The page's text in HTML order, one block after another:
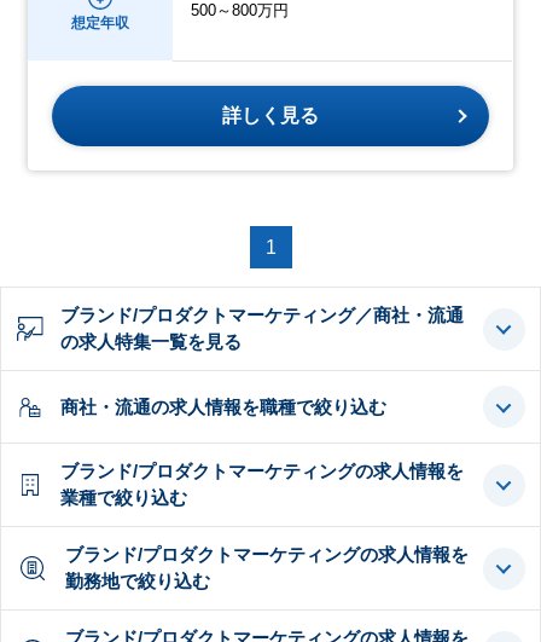
想定年収
500～800万円
詳しく見る
1
ブランド/プロダクトマーケティング／商社・流通
の求人特集一覧を見る
商社・流通の求人情報を職種で絞り込む
ブランド/プロダクトマーケティングの求人情報を
業種で絞り込む
ブランド/プロダクトマーケティングの求人情報を
勤務地で絞り込む